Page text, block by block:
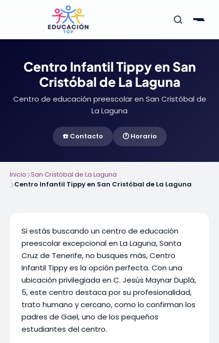
Centro Infantil Tippy en San
Cristóbal de La Laguna
Centro de educación preescolar en San Cristóbal de
La Laguna
☎️ Contacto 🕐 Horario
Inicio❯San Cristóbal de La Laguna
❯Centro Infantil Tippy en San Cristóbal de La Laguna
Si estás buscando un centro de educación
preescolar excepcional en La Laguna, Santa
Cruz de Tenerife, no busques más, Centro
Infantil Tippy es la opción perfecta. Con una
ubicación privilegiada en C. Jesús Maynar Duplá,
5, este centro destaca por su profesionalidad,
trato humano y cercano, como lo confirman los
padres de Gael, uno de los pequeños
estudiantes del centro.